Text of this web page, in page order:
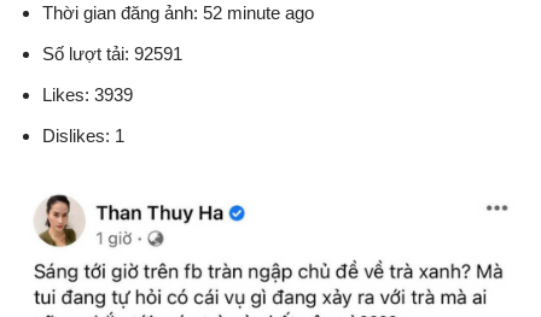
Thời gian đăng ảnh: 52 minute ago
Số lượt tải: 92591
Likes: 3939
Dislikes: 1